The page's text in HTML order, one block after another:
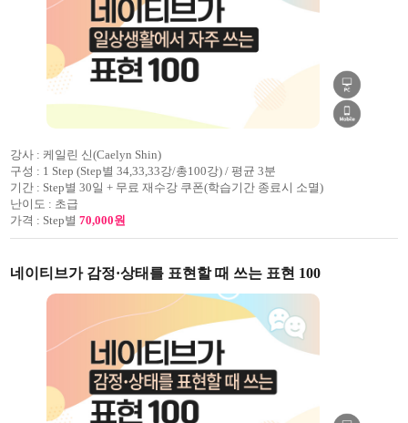
강사 : 케일린 신(Caelyn Shin)
구성 : 1 Step (Step별 34,33,33강/총100강) / 평균 3분
기간 : Step별 30일 + 무료 재수강 쿠폰(학습기간 종료시 소멸)
난이도 : 초급
가격 : Step별 70,000원
네이티브가 감정·상태를 표현할 때 쓰는 표현 100